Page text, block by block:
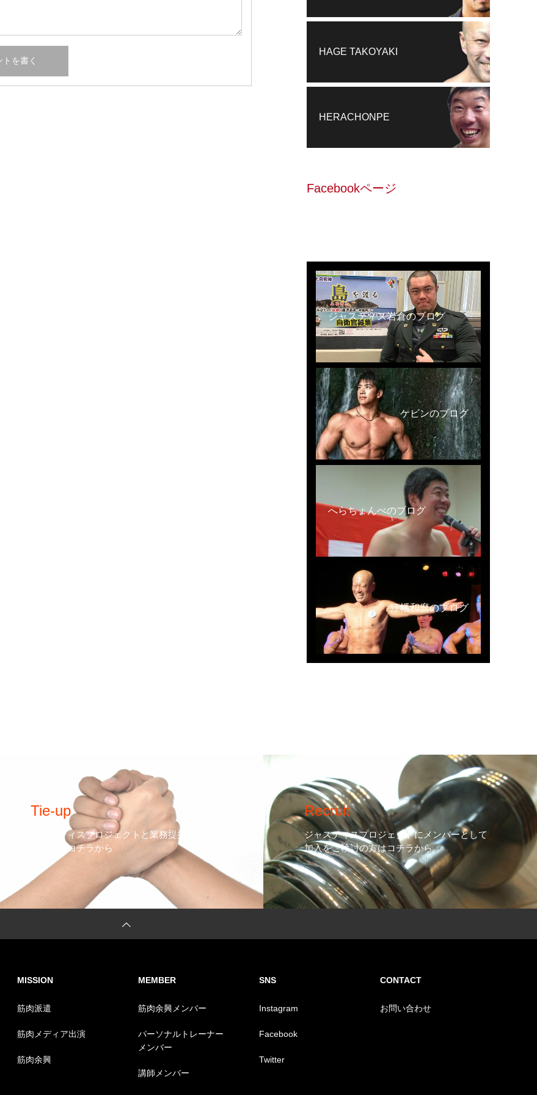
HAGE TAKOYAKI
HERACHONPE
Facebookページ
ジャスティス岩倉のブログ
ケビンのブログ
へらちょんぺのブログ
江幡和麿のブログ
Tie-up
ジャスティスプロジェクトと業務提携をご希
望の方はコチラから
Recruit
ジャスティスプロジェクトにメンバーとして
加入をご検討の方はコチラから
MISSION
筋肉派遣
筋肉メディア出演
筋肉余興
MEMBER
筋肉余興メンバー
パーソナルトレーナー
メンバー
講師メンバー
SNS
Instagram
Facebook
Twitter
CONTACT
お問い合わせ